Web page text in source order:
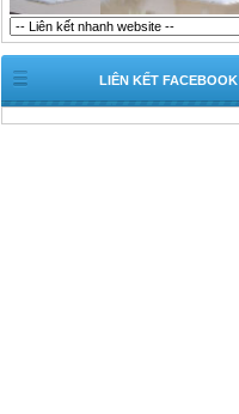
LIÊN KẾT FACEBOOK